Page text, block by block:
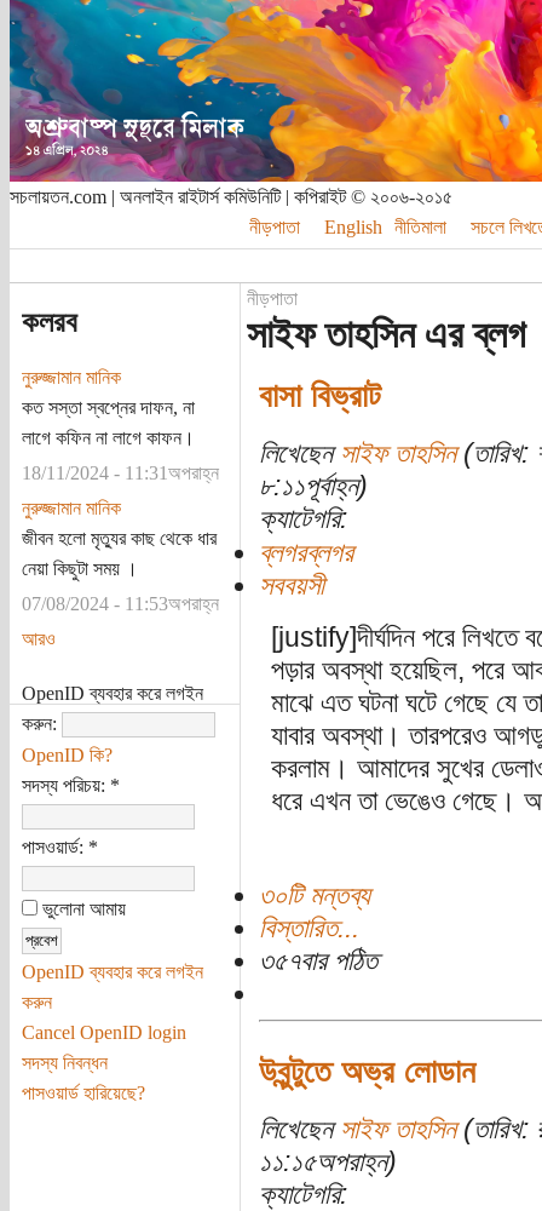
সচলায়তন.com | অনলাইন রাইটার্স কমিউনিটি | কপিরাইট © ২০০৬-২০১৫
নীড়পাতা
English নীতিমালা সচলে
কলরব
নুরুজ্জামান মানিক
কত সস্তা স্বপ্নের দাফন, না
লাগে কফিন না লাগে কাফন।
18/11/2024 - 11:31অপরাহ্ন
নুরুজ্জামান মানিক
জীবন হলো মৃত্যুর কাছ থেকে ধার
নেয়া কিছুটা সময় ।
07/08/2024 - 11:53অপরাহ্ন
আরও
OpenID ব্যবহার করে লগইন
করুন:
OpenID কি?
সদস্য পরিচয়: *
পাসওয়ার্ড: *
ভুলোনা আমায়
OpenID ব্যবহার করে লগইন
করুন
Cancel OpenID login
সদস্য নিবন্ধন
পাসওয়ার্ড হারিয়েছে?
নীড়পাতা
সাইফ তাহসিন এর ব্লগ
বাসা বিভ্রাট
লিখেছেন সাইফ তাহসিন(তারিখ:
৮:১১পূর্বাহ্ন)
ক্যাটেগরি:
ব্লগরব্লগর
সববয়সী
[justify]দীর্ঘদিন পরে লিখতে
পড়ার অবস্থা হয়েছিল, পরে
মাঝে এত ঘটনা ঘটে গেছে যে
যাবার অবস্থা। তারপরেও
করলাম। আমাদের সুখের
ধরে এখন তা ভেঙেও গেছে।
৩০টি মন্তব্য
বিস্তারিত...
৩৫৭বার পঠিত
উবুন্টুতে অভ্র লোডান
লিখেছেন সাইফ তাহসিন(তারিখ:
১১:১৫অপরাহ্ন)
ক্যাটেগরি: